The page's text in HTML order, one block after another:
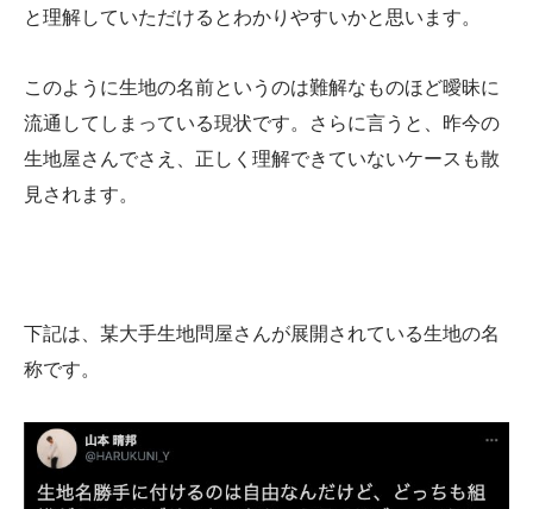
と理解していただけるとわかりやすいかと思います。
このように生地の名前というのは難解なものほど曖昧に
流通してしまっている現状です。さらに言うと、昨今の
生地屋さんでさえ、正しく理解できていないケースも散
見されます。
下記は、某大手生地問屋さんが展開されている生地の名
称です。